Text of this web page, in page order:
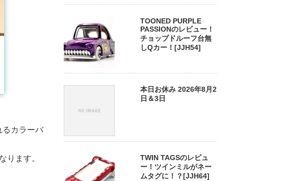
るカラーバ
ります。
TOONED PURPLE
PASSIONのレビュー！
チョップドルーフ台無
しQカー！[JJH54]
本日お休み 2026年8月2
日＆3日
TWIN TAGSのレビュ
ー！ツインミルがネー
ムタグに！？[JJH64]